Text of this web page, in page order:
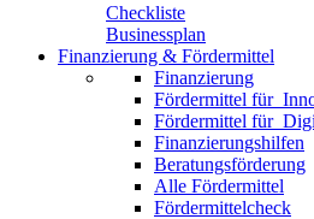
Checkliste
Businessplan
Finanzierung & Fördermittel
Finanzierung
Fördermittel für
Fördermittel für
Finanzierungshilfen
Beratungsförderung
Alle Fördermittel
Fördermittelcheck